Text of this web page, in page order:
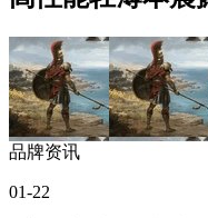
品牌资讯
01-22